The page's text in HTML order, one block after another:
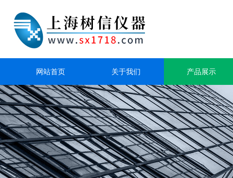
网站首页 关于我们 产品展示